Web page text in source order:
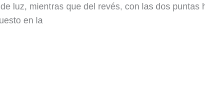
luz, mientras que del revés, con las dos puntas
en la